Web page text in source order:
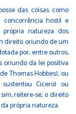
das coisas como
hostil e
natureza dos
direito oriundo de um
por, entre outros,
oriundo da lei positiva
Thomas Hobbes), ou
Cicero) ou
reitere-se, o direito
própria natureza.